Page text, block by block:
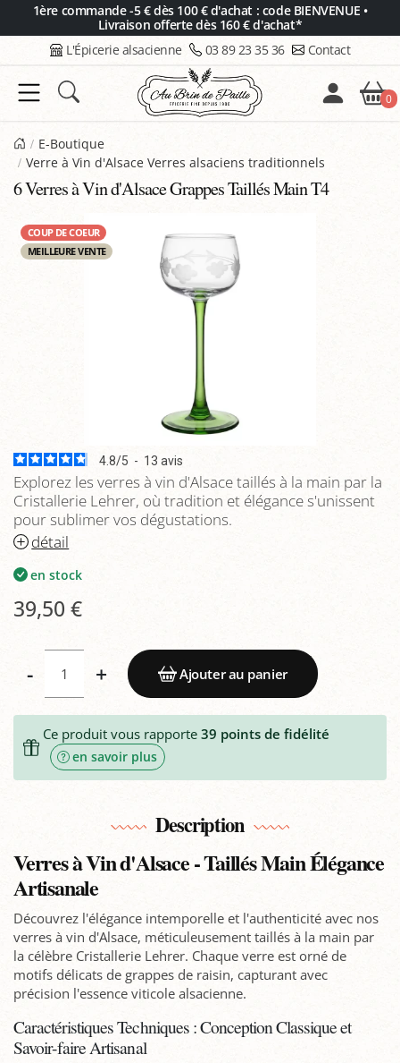
1ère commande -5 € dès 100 € d'achat : code BIENVENUE •
Livraison offerte dès 160 € d'achat*
L'Épicerie alsacienne 03 89 23 35 36 Contact
0
E-Boutique
Verre à Vin d'Alsace Verres alsaciens traditionnels
6 Verres à Vin d'Alsace Grappes Taillés Main T4
COUP DE COEUR
MEILLEURE VENTE
4.8/5 - 13 avis
Explorez les verres à vin d'Alsace taillés à la main par la
Cristallerie Lehrer, où tradition et élégance s'unissent
pour sublimer vos dégustations.
détail
en stock
39,50 €
- + Ajouter au panier
Ce produit vous rapporte39 points de fidélité
en savoir plus
Description
Verres à Vin d'Alsace - Taillés Main Élégance
Artisanale
Découvrez l'élégance intemporelle et l'authenticité avec nos
verres à vin d'Alsace, méticuleusement taillés à la main par
la célèbre Cristallerie Lehrer. Chaque verre est orné de
motifs délicats de grappes de raisin, capturant avec
précision l'essence viticole alsacienne.
Caractéristiques Techniques : Conception Classique et
Savoir-faire Artisanal
Panneau de gestion des cookies